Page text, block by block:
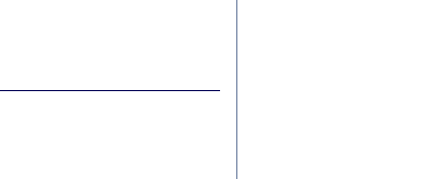
o życiu w getcie i okupowanej